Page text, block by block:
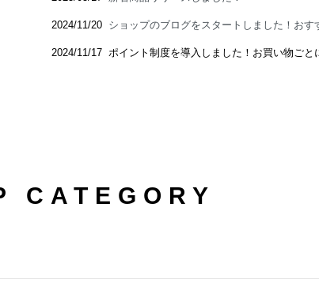
2024/11/20 ショップのブログをスタートしました！おす
2024/11/17 ポイント制度を導入しました！お買い物ごと
CATEGORY